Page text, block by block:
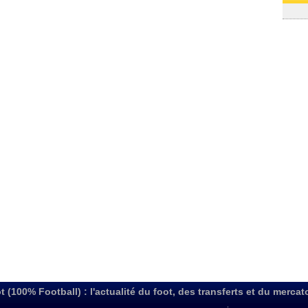
(100% Football) : l'actualité du foot, des transferts et du